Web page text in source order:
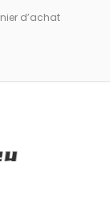
d’achat